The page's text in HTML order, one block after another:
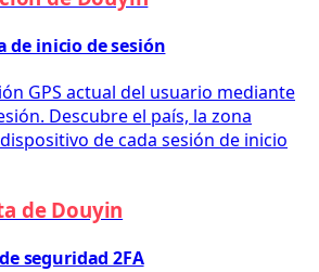
de inicio de sesión
GPS actual del usuario mediante
Descubre el país, la zona
de cada sesión de inicio
de Douyin
seguridad 2FA